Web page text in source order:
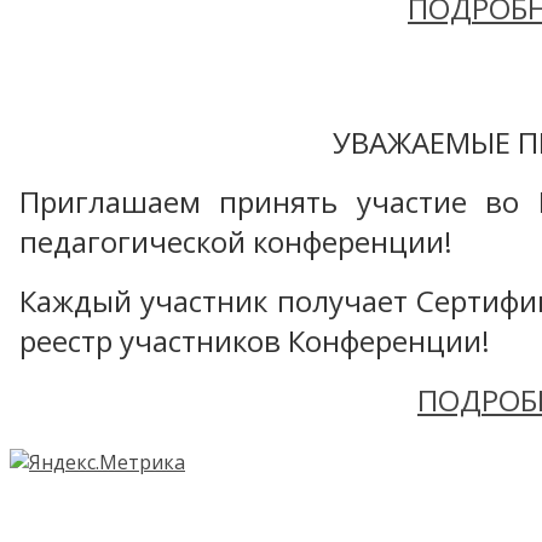
УВАЖАЕМЫЕ
Приглашаем принять участие во
педагогической конференции!
Каждый участник получает
реестр участников Конференции!